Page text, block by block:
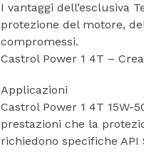
I vantaggi dell’esclusiva
protezione del motore,
compromessi.
Castrol Power 1 4T –
Applicazioni
Castrol Power 1 4T
prestazioni che la
richiedono specifiche API